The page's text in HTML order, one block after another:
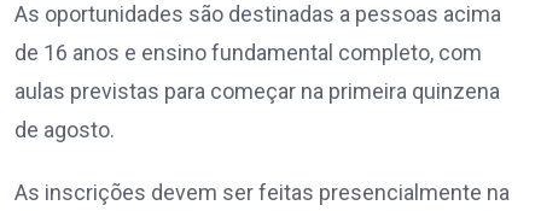
As oportunidades são destinadas a pessoas acima
de 16 anos e ensino fundamental completo, com
aulas previstas para começar na primeira quinzena
de agosto.
As inscrições devem ser feitas presencialmente na